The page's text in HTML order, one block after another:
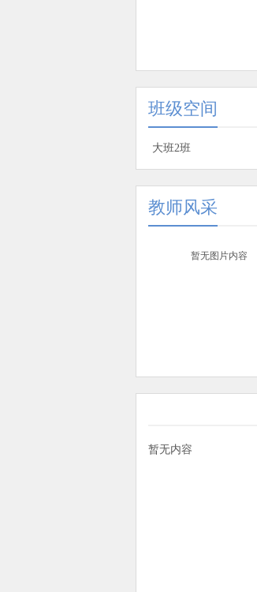
班级空间
大班2班
教师风采
暂无图片内容
暂无内容